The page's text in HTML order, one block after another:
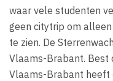
waar vele studenten
geen citytrip om
te zien. De
Vlaams-Brabant. Best
Vlaams-Brabant heeft